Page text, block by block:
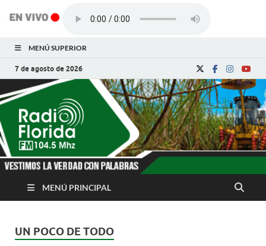
MENÚ SUPERIOR
7 de agosto de 2026
Radio Florida de
Cuba
Noticias y Actualidades de Florida, Camagüey,
MENÚ PRINCIPAL
UN POCO DE TODO